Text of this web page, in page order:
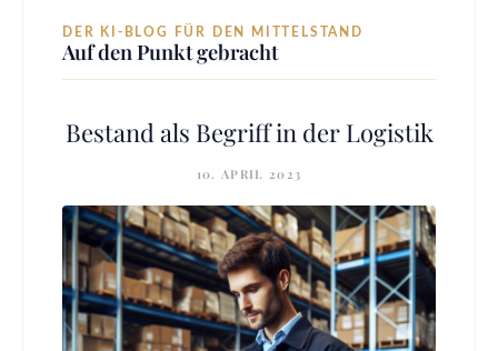
DER KI-BLOG FÜR DEN MITTELSTAND
Auf den Punkt gebracht
Bestand als Begriff in der Logistik
10. APRIL 2023